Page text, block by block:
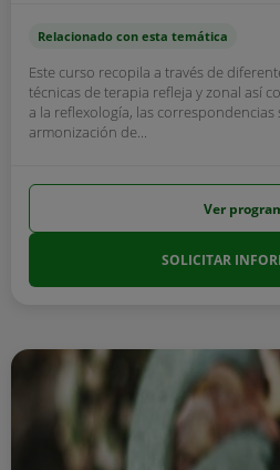
Relacionado con esta temática
Este curso recopila a través de
técnicas de terapia refleja y zonal así
a la reflexología, las
armonización de...
Ver
SOLICITAR